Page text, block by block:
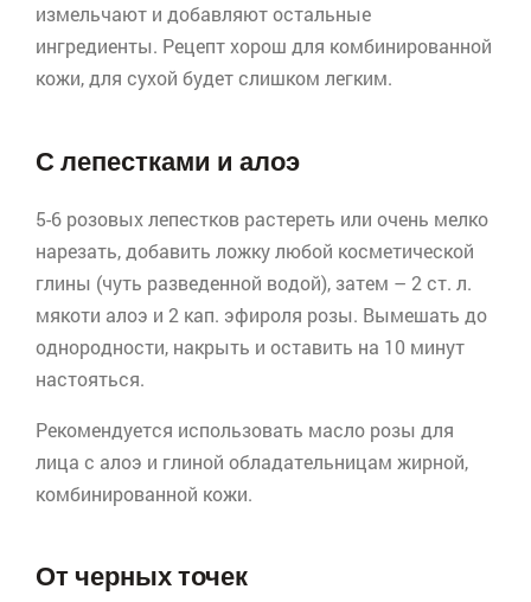
измельчают и добавляют остальные
ингредиенты. Рецепт хорош для комбинированной
кожи, для сухой будет слишком легким.
С лепестками и алоэ
5-6 розовых лепестков растереть или очень мелко
нарезать, добавить ложку любой косметической
глины (чуть разведенной водой), затем – 2 ст. л.
мякоти алоэ и 2 кап. эфироля розы. Вымешать до
однородности, накрыть и оставить на 10 минут
настояться.
Рекомендуется использовать масло розы для
лица с алоэ и глиной обладательницам жирной,
комбинированной кожи.
От черных точек